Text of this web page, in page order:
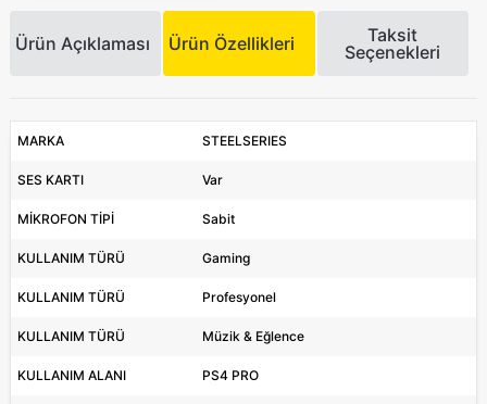
Ürün Açıklaması Ürün Özellikleri
Taksit
Seçenekleri
MARKA STEELSERIES
SES KARTI Var
MİKROFON TİPİ Sabit
KULLANIM TÜRÜ Gaming
KULLANIM TÜRÜ Profesyonel
KULLANIM TÜRÜ Müzik & Eğlence
KULLANIM ALANI PS4 PRO